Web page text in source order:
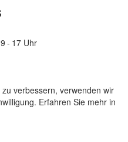
- 17 Uhr
verbessern, verwenden wir
Erfahren Sie mehr in